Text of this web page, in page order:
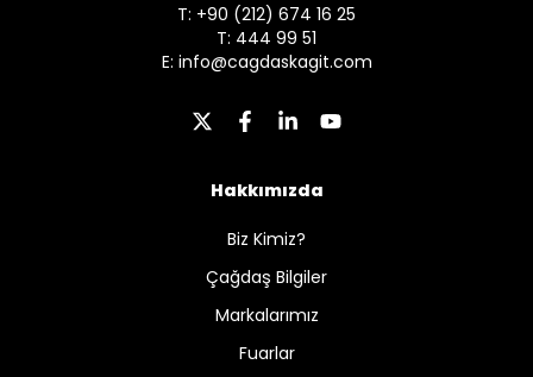
T: +90 (212) 674 16 25
T: 444 99 51
E: info@cagdaskagit.com
Hakkımızda
Biz Kimiz?
Çağdaş Bilgiler
Markalarımız
Fuarlar